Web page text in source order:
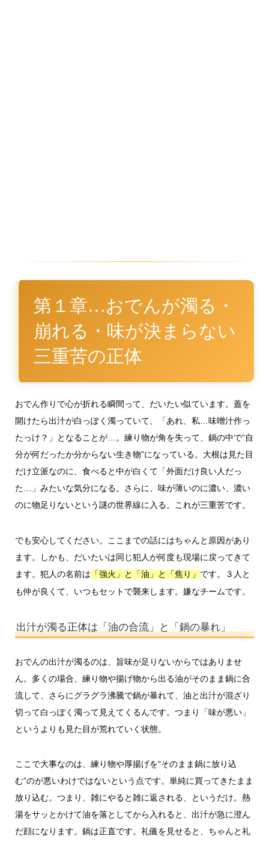
第１章…おでんが濁る・
崩れる・味が決まらない
三重苦の正体
おでん作りで心が折れる瞬間って、だいたい似ています。蓋を
開けたら出汁が白っぽく濁っていて、「あれ、私…味噌汁作っ
たっけ？」となることが…。練り物が角を失って、鍋の中で“自
分が何だったか分からない生き物”になっている。大根は見た目
だけ立派なのに、食べると中が白くて「外面だけ良い人だっ
た…」みたいな気分になる。さらに、味が薄いのに濃い、濃い
のに物足りないという謎の世界線に入る。これが三重苦です。
でも安心してください。ここまでの話にはちゃんと原因があり
ます。しかも、だいたいは同じ犯人が何度も現場に戻ってきて
ます。犯人の名前は 「強火」と「油」と「焦り」 です。３人と
も仲が良くて、いつもセットで襲来します。嫌なチームです。
出汁が濁る正体は「油の合流」と「鍋の暴れ」
おでんの出汁が濁るのは、旨味が足りないからではありませ
ん。多くの場合、練り物や揚げ物から出る油がそのまま鍋に合
流して、さらにグラグラ沸騰で鍋が暴れて、油と出汁が混ざり
切って白っぽく濁って見えてくるんです。つまり「味が悪い」
というよりも見た目が荒れていく状態。
ここで大事なのは、練り物や厚揚げを“そのまま鍋に放り込
む”のが悪いわけではないという点です。単純に買ってきたまま
放り込む。つまり、雑にやると雑に返される、というだけ。熱
湯をサッとかけて油を落としてから入れると、出汁が急に澄ん
だ顔になります。鍋は正直です。礼儀を見せると、ちゃんと礼